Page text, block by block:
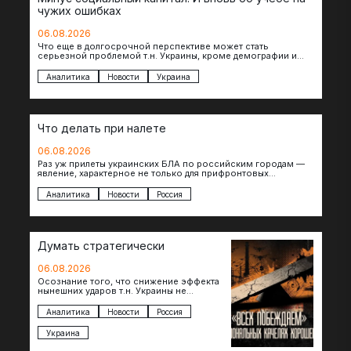
чужих ошибках
06.08.2026
Что еще в долгосрочной перспективе может стать
серьезной проблемой т.н. Украины, кроме демографии и
которых будет…
Аналитика Новости Украина
Что делать при налете
06.08.2026
Раз уж прилеты украинских БЛА по российским городам —
явление, характерное не только для прифронтовых
Аналитика Новости Россия
Думать стратегически
06.08.2026
Осознание того, что снижение эффекта
нынешних ударов т.н. Украины не
возможностей — повод задаться
вопросом: что делать…
Аналитика Новости Россия
Украина